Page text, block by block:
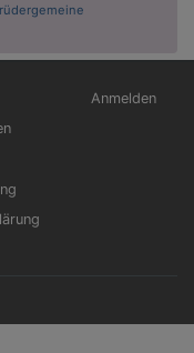
Anmelden